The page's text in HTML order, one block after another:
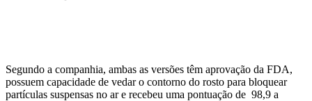
Segundo a companhia, ambas as versões têm aprovação da FDA,
possuem capacidade de vedar o contorno do rosto para bloquear
partículas suspensas no ar e recebeu uma pontuação de 98,9 a